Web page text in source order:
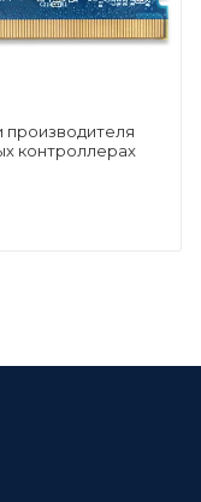
контроллерах